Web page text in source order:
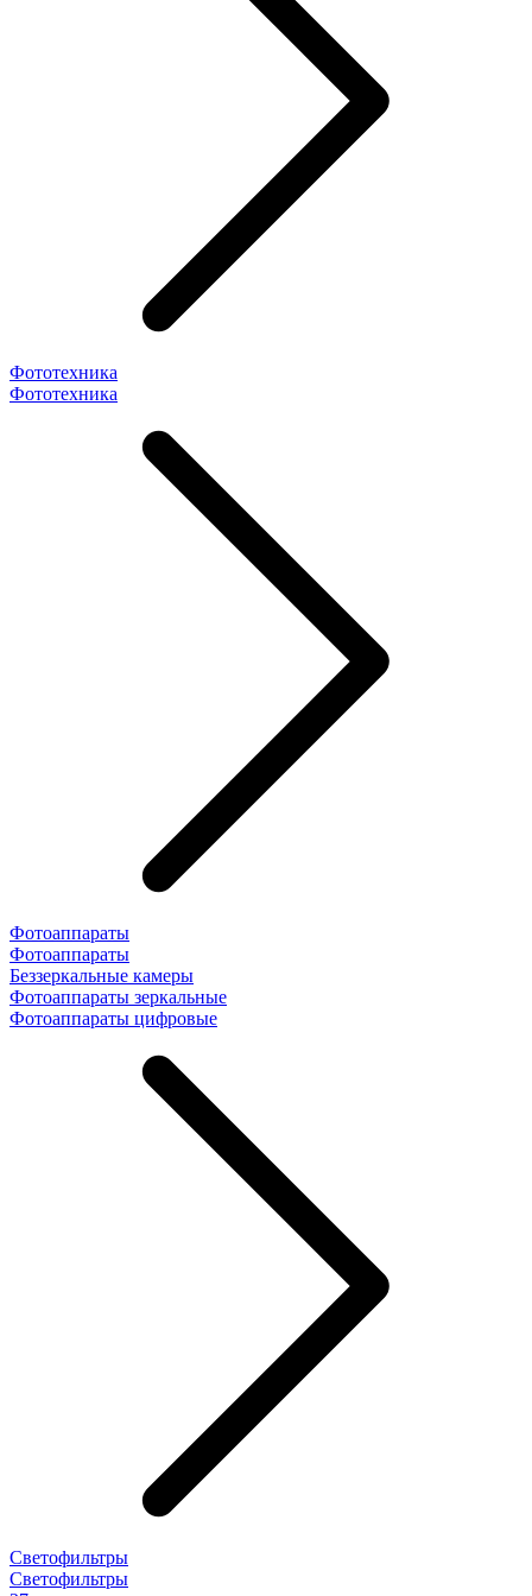
Фототехника
Фототехника
Фотоаппараты
Фотоаппараты
Беззеркальные камеры
Фотоаппараты зеркальные
Фотоаппараты цифровые
Светофильтры
Светофильтры